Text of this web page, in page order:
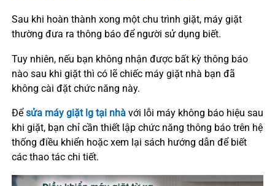
Sau khi hoàn thành xong một chu trình giặt, máy giặt
thường đưa ra thông báo để người sử dụng biết.
Tuy nhiên, nếu bạn không nhận được bất kỳ thông báo
nào sau khi giặt thì có lẽ chiếc máy giặt nhà bạn đã
không cài đặt chức năng này.
Để sửa máy giặt lg tại nhàvới lỗi máy không báo hiệu sau
khi giặt, bạn chỉ cần thiết lập chức năng thông báo trên hệ
thống điều khiển hoặc xem lại sách hướng dẫn để biết
các thao tác chi tiết.